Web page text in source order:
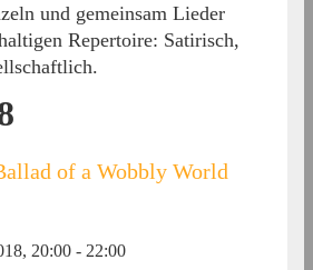
und gemeinsam Lieder
Repertoire: Satirisch,
of a Wobbly World
20:00 - 22:00